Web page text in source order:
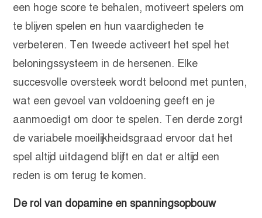
een hoge score te behalen, motiveert spelers om
te blijven spelen en hun vaardigheden te
verbeteren. Ten tweede activeert het spel het
beloningssysteem in de hersenen. Elke
succesvolle oversteek wordt beloond met punten,
wat een gevoel van voldoening geeft en je
aanmoedigt om door te spelen. Ten derde zorgt
de variabele moeilijkheidsgraad ervoor dat het
spel altijd uitdagend blijft en dat er altijd een
reden is om terug te komen.
De rol van dopamine en spanningsopbouw